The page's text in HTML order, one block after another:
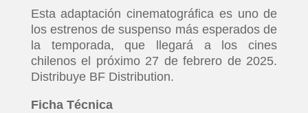
Esta adaptación cinematográfica es uno de
los estrenos de suspenso más esperados de
la temporada, que llegará a los cines
chilenos el próximo 27 de febrero de 2025.
Distribuye BF Distribution.
Ficha Técnica